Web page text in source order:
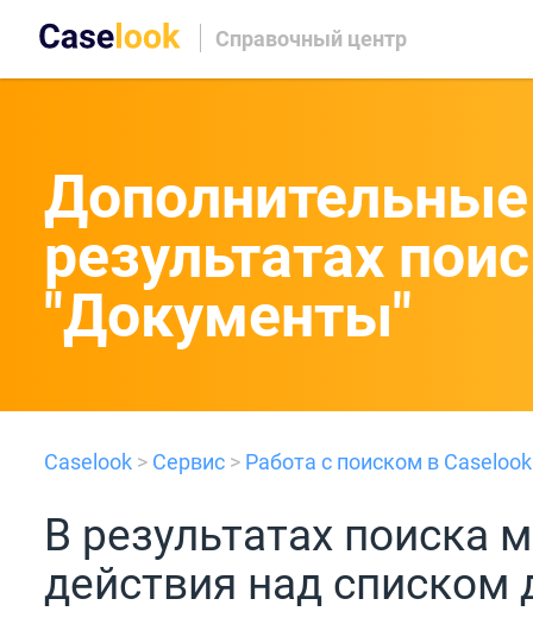
Справочный центр
результатах
"Документы"
Caselook > Сервис > Работа с поиском в Caselook
В результатах
действия над списком